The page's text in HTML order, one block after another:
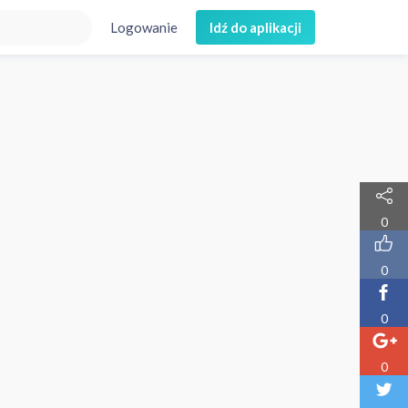
Logowanie Idź do aplikacji
0
0
0
0